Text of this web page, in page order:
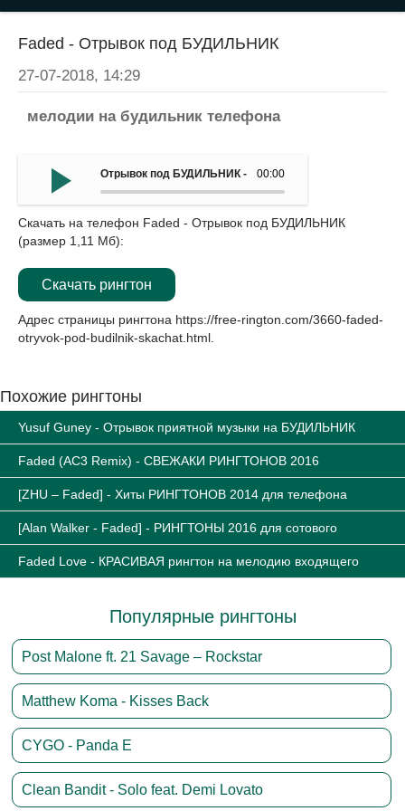
Faded - Отрывок под БУДИЛЬНИК
27-07-2018, 14:29
мелодии на будильник телефона
00:00
Отрывок под БУДИЛЬНИК - Faded
Скачать на телефон Faded - Отрывок под БУДИЛЬНИК
(размер 1,11 Мб):
Скачать рингтон
Адрес страницы рингтона https://free-rington.com/3660-faded-
otryvok-pod-budilnik-skachat.html
Похожие рингтоны
Yusuf Guney - Отрывок приятной музыки на БУДИЛЬНИК
Faded (AC3 Remix) - СВЕЖАКИ РИНГТОНОВ 2016
[ZHU – Faded] - Хиты РИНГТОНОВ 2014 для телефона
[Alan Walker - Faded] - РИНГТОНЫ 2016 для сотового
Faded Love - КРАСИВАЯ рингтон на мелодию входящего
Популярные рингтоны
Post Malone ft. 21 Savage – Rockstar
Matthew Koma - Kisses Back
CYGO - Panda E
Clean Bandit - Solo feat. Demi Lovato